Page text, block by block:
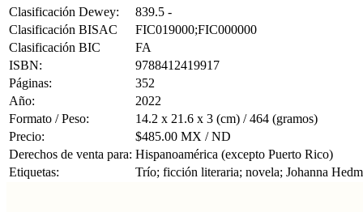
Clasificación Dewey:
839.5 -
Clasificación BISAC
FIC019000;FIC000000
Clasificación BIC
FA
ISBN:
9788412419917
Páginas:
352
Año:
2022
Formato / Peso:
14.2 x 21.6 x 3 (cm) / 464 (gramos)
Precio:
$485.00 MX / ND
Derechos de venta para: Hispanoamérica (excepto Puerto Rico)
Etiquetas:
Trío; ficción literaria; novela; Johanna